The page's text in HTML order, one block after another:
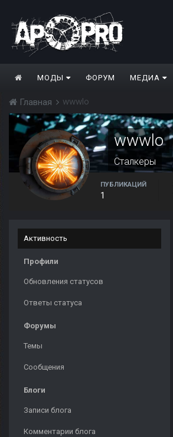
МОДЫ ФОРУМ МЕДИА
Главная wwwlo
wwwlo
Сталкеры
ПУБЛИКАЦИЙ
1
Активность
Профили
Обновления статусов
Ответы статуса
Форумы
Темы
Сообщения
Блоги
Записи блога
Комментарии блога